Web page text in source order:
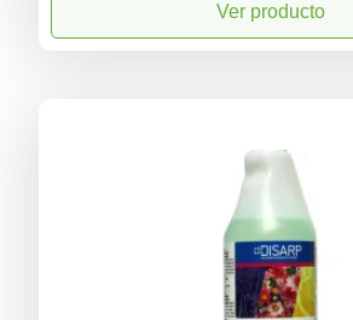
Ver producto